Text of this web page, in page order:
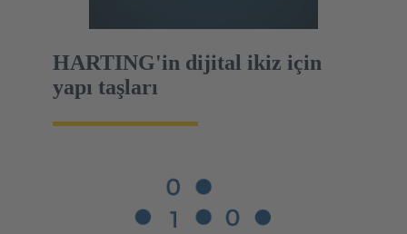
HARTING'in dijital ikiz için
yapı taşları